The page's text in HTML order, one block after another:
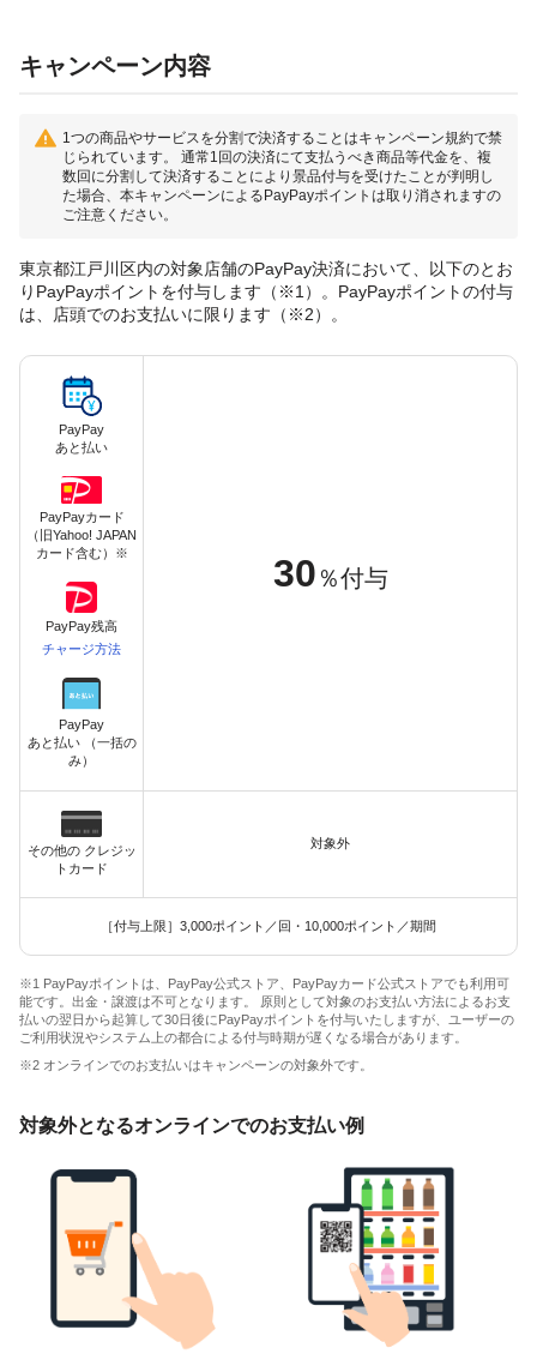
キャンペーン内容
1つの商品やサービスを分割で決済することはキャンペーン規約で禁
じられています。 通常1回の決済にて支払うべき商品等代金を、複
数回に分割して決済することにより景品付与を受けたことが判明し
た場合、本キャンペーンによるPayPayポイントは取り消されますの
ご注意ください。
東京都江戸川区内の対象店舗のPayPay決済において、以下のとお
りPayPayポイントを付与します（※1）。PayPayポイントの付与
は、店頭でのお支払いに限ります（※2）。
PayPay
あと払い
PayPayカード
（旧Yahoo! JAPAN
カード含む）※
PayPay残高
チャージ方法
PayPay
あと払い （一括の
み）
30 ％付与
その他の クレジッ
トカード
対象外
［付与上限］3,000ポイント／回・10,000ポイント／期間
※1 PayPayポイントは、PayPay公式ストア、PayPayカード公式ストアでも利用可
能です。出金・譲渡は不可となります。 原則として対象のお支払い方法によるお支
払いの翌日から起算して30日後にPayPayポイントを付与いたしますが、ユーザーの
ご利用状況やシステム上の都合による付与時期が遅くなる場合があります。
※2 オンラインでのお支払いはキャンペーンの対象外です。
対象外となるオンラインでのお支払い例